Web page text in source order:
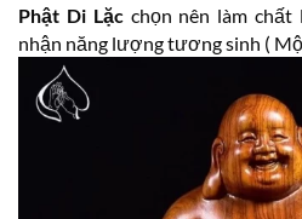
Phật Di Lặcchọn nên làm chất
nhận năng lượng tương sinh (